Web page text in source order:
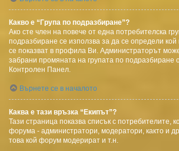
Какво е “Група по подразбиране”?
Ако сте член на повече от една потребителска
подразбиране се използва за да се определи кой
се показват в профила Ви. Администраторът
забрани промяната на групата по подразбиране
Контролен Панел.
Върнете се в началото
Каква е тази връзка “Екипът”?
Тази страница показва списък с потребителите,
форума - администратори, модератори, както и
това кой форум модерират и т.н.